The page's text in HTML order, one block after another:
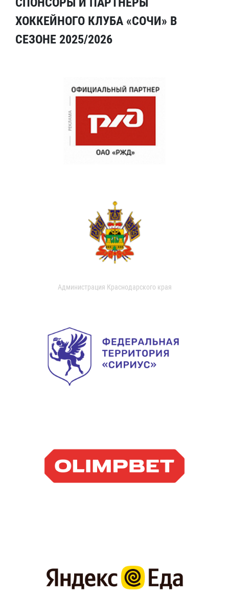
ХОККЕЙНОГО КЛУБА «СОЧИ» В
СЕЗОНЕ 2025/2026
Администрация Краснодарского края